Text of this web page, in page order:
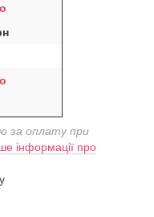
за оплату при
інформації про